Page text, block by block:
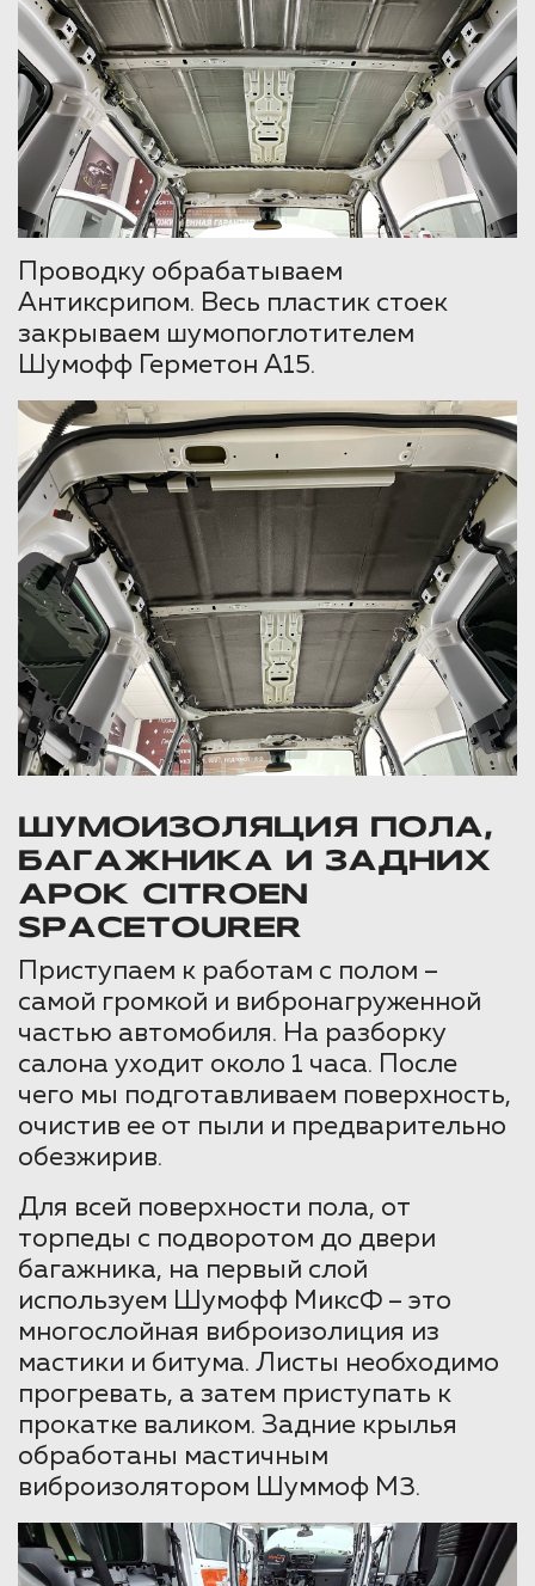
Проводку обрабатываем
Антиксрипом. Весь пластик стоек
закрываем шумопоглотителем
Шумофф Герметон А15.
ШУМОИЗОЛЯЦИЯ ПОЛА,
БАГАЖНИКА И ЗАДНИХ
АРОК CITROEN
SPACETOURER
Приступаем к работам с полом –
самой громкой и вибронагруженной
частью автомобиля. На разборку
салона уходит около 1 часа. После
чего мы подготавливаем поверхность,
очистив ее от пыли и предварительно
обезжирив.
Для всей поверхности пола, от
торпеды с подворотом до двери
багажника, на первый слой
используем Шумофф МиксФ – это
многослойная виброизолиция из
мастики и битума. Листы необходимо
прогревать, а затем приступать к
прокатке валиком. Задние крылья
обработаны мастичным
виброизолятором Шуммоф М3.